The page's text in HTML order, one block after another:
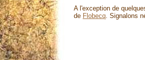
A l'exception de
de Flobecq . Signalons